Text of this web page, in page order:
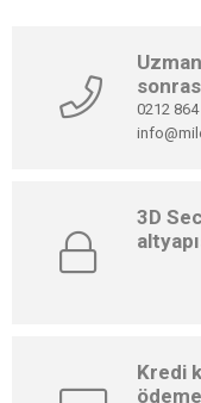
0212 864
3D
Kredi